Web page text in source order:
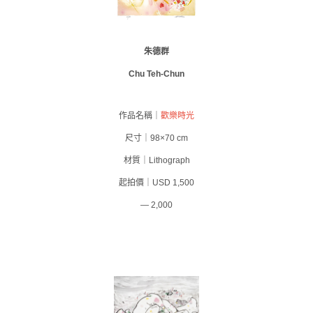
朱德群
Chu Teh-Chun
作品名稱｜ 歡樂時光
尺寸｜98×70 cm
材質｜Lithograph
起拍價｜USD 1,500
— 2,000